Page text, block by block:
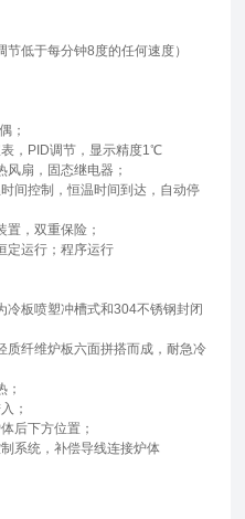
低于每分钟8度的任何速度）
；
，PID调节，显示精度1℃
扇，固态继电器；
间控制，恒温时间到达，自动停
，双重保险；
定运行；程序运行
冷板喷塑冲槽式和304不锈钢封闭
质纤维炉板六面拼搭而成，耐急冷
；
；
后下方位置；
系统，补偿导线连接炉体